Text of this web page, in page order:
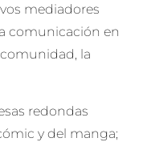
mediadores
comunicación en
la
redondas
y del manga;